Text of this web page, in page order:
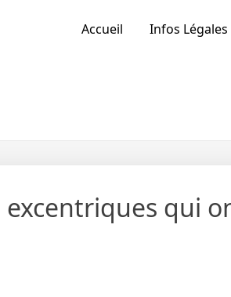
Accueil Infos Légales
excentriques qui